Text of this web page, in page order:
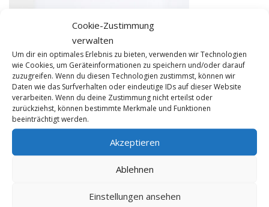
Cookie-Zustimmung
verwalten
Um dir ein optimales Erlebnis zu bieten, verwenden wir Technologien
wie Cookies, um Geräteinformationen zu speichern und/oder darauf
zuzugreifen. Wenn du diesen Technologien zustimmst, können wir
Daten wie das Surfverhalten oder eindeutige IDs auf dieser Website
verarbeiten. Wenn du deine Zustimmung nicht erteilst oder
zurückziehst, können bestimmte Merkmale und Funktionen
beeinträchtigt werden.
Akzeptieren
Ablehnen
Einstellungen ansehen